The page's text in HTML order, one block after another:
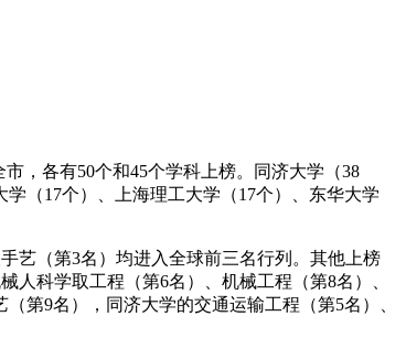
，各有50个和45个学科上榜。同济大学（38
（17个）、上海理工大学（17个）、东华大学
艺（第3名）均进入全球前三名行列。其他上榜
人科学取工程（第6名）、机械工程（第8名）、
第9名），同济大学的交通运输工程（第5名）、